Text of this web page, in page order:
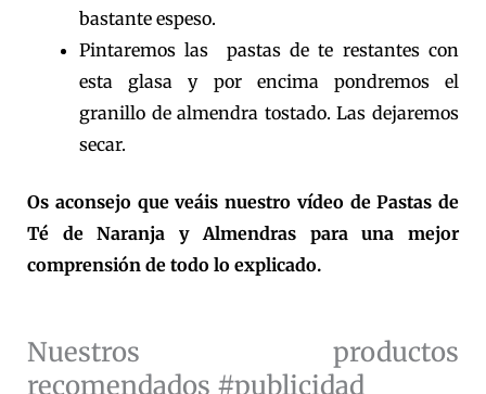
bastante espeso.
Pintaremos las pastas de te restantes con
esta glasa y por encima pondremos el
granillo de almendra tostado. Las dejaremos
secar.
Os aconsejo que veáis nuestro vídeo de Pastas de
Té de Naranja y Almendras para una mejor
comprensión de todo lo explicado.
Nuestros productos
recomendados #publicidad